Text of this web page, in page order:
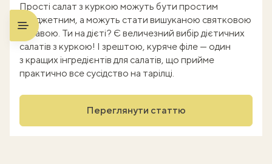
Прості салат з куркою можуть бути простим
і бюджетним, а можуть стати вишуканою святковою
стравою. Ти на дієті? Є величезний вибір дієтичних
салатів з куркою! І зрештою, куряче філе — один
з кращих інгредієнтів для салатів, що прийме
практично все сусідство на тарілці.
Переглянути статтю